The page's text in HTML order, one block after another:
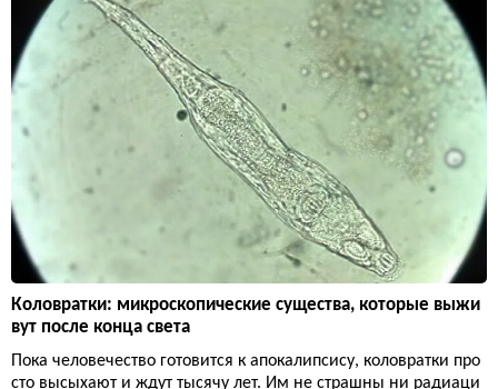
Коловратки: микроскопические существа, которые выжи
вут после конца света
Пока человечество готовится к апокалипсису, коловратки про
сто высыхают и ждут тысячу лет. Им не страшны ни радиаци